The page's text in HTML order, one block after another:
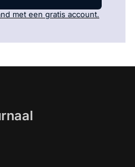
met een gratis account.